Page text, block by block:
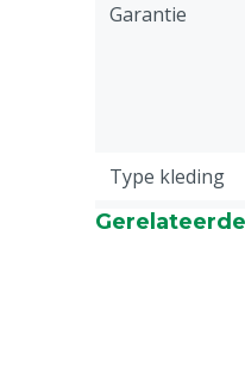
Garantie
Type kleding
Diergroep